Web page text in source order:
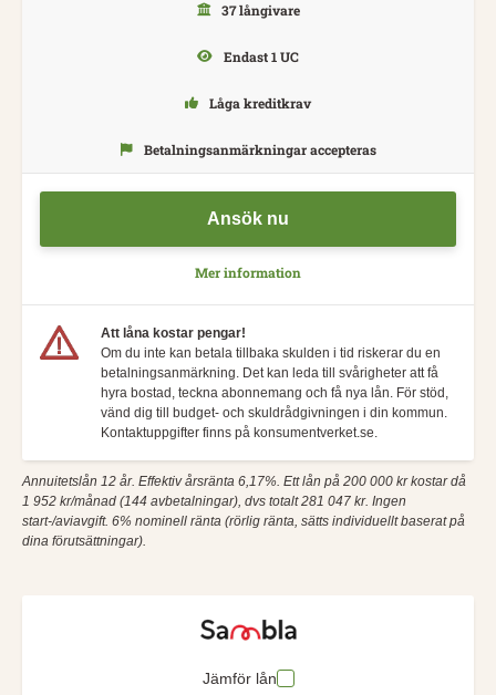
Ansök nu
Mer information
37 långivare
Endast 1 UC
Låga kreditkrav
Betalningsanmärkningar accepteras
Att låna kostar pengar!
Om du inte kan betala tillbaka skulden i tid riskerar du en
betalningsanmärkning. Det kan leda till svårigheter att få
hyra bostad, teckna abonnemang och få nya lån. För stöd,
vänd dig till budget- och skuldrådgivningen i din kommun.
Kontaktuppgifter finns på konsumentverket.se.
Annuitetslån 12 år. Effektiv årsränta 6,17%. Ett lån på 200 000 kr kostar då
1 952 kr/månad (144 avbetalningar), dvs totalt 281 047 kr. Ingen
start-/aviavgift. 6% nominell ränta (rörlig ränta, sätts individuellt baserat på
dina förutsättningar).
Jämför lån